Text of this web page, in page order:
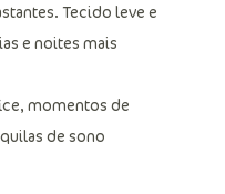
Tecido leve e
e noites mais
momentos de
de sono